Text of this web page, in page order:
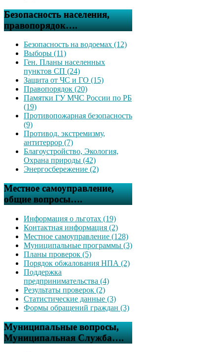
Безопасность населения,
правопорядок….
Безопасность на водоемах (12)
Выборы (11)
Ген. Планы населенных
пунктов СП (24)
Защита от ЧС и ГО (15)
Правопорядок (20)
Памятки ГУ МЧС России по РБ
(19)
Противопожарная безопасность
(9)
Противод. экстремизму,
антитеррор (7)
Благоустройство, Экология,
Охрана природы (42)
Энергосбережение (2)
Местное самоуправление,
общие вопросы….
Информация о льготах (19)
Контактная информация (2)
Местное самоуправление (128)
Муниципальные программы (3)
Планы проверок (5)
Порядок обжалования НПА (2)
Поддержка
предпринимательства (4)
Результаты проверок (2)
Статистические данные (3)
Формы обращений граждан (3)
Муниципальные вопросы,
Муниципальная Служба….